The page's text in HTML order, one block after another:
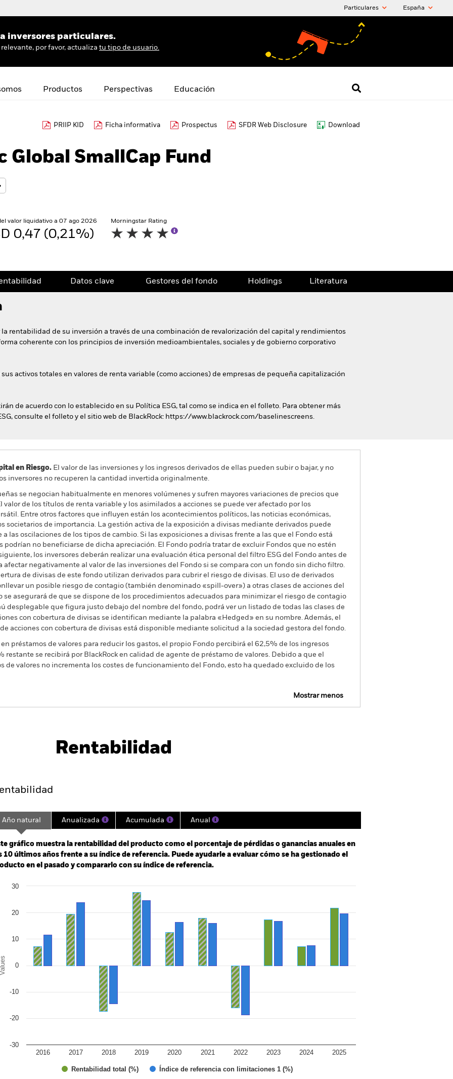
Particulares España
inversores particulares.
por favor, actualiza tu tipo de usuario.
Productos Perspectivas Educación
PRIIP KID Ficha informativa Prospectus SFDR Web Disclosure Download
Global SmallCap Fund
valor liquidativo a 07 ago 2026
0,47 (0,21%)
Morningstar Rating
Datos clave Gestores del fondo Holdings Literatura
rentabilidad de su inversión a través de una combinación de revalorización del capital y rendimientos
coherente con los principios de inversión medioambientales, sociales y de gobierno corporativo
activos totales en valores de renta variable (como acciones) de empresas de pequeña capitalización
de acuerdo con lo establecido en su Política ESG, tal como se indica en el folleto. Para obtener más
consulte el folleto y el sitio web de BlackRock: https://www.blackrock.com/baselinescreens.
en Riesgo. El valor de las inversiones y los ingresos derivados de ellas pueden subir o bajar, y no
inversores no recuperen la cantidad invertida originalmente.
se negocian habitualmente en menores volúmenes y sufren mayores variaciones de precios que
valor de los títulos de renta variable y los asimilados a acciones se puede ver afectado por los
Entre otros factores que influyen están los acontecimientos políticos, las noticias económicas,
societarios de importancia. La gestión activa de la exposición a divisas mediante derivados puede
las oscilaciones de los tipos de cambio. Si las exposiciones a divisas frente a las que el Fondo está
podrían no beneficiarse de dicha apreciación. El Fondo podría tratar de excluir Fondos que no estén
los inversores deberán realizar una evaluación ética personal del filtro ESG del Fondo antes de
afectar negativamente al valor de las inversiones del Fondo si se compara con un fondo sin dicho filtro.
de divisas de este fondo utilizan derivados para cubrir el riesgo de divisas. El uso de derivados
un posible riesgo de contagio (también denominado «spill-over») a otras clases de acciones del
se asegurará de que se dispone de los procedimientos adecuados para minimizar el riesgo de contagio
desplegable que figura justo debajo del nombre del fondo, podrá ver un listado de todas las clases de
con cobertura de divisas se identifican mediante la palabra «Hedged» en su nombre. Además, el
acciones con cobertura de divisas está disponible mediante solicitud a la sociedad gestora del fondo.
préstamos de valores para reducir los gastos, el propio Fondo percibirá el 62,5% de los ingresos
restante se recibirá por BlackRock en calidad de agente de préstamo de valores. Debido a que el
de valores no incrementa los costes de funcionamiento del Fondo, esto ha quedado excluido de los
Mostrar menos
Rentabilidad
1994-07-01 00:00:00 to 2026-07-31 00:00:00.
-2000 to 4000.
Año natural Anualizada Acumulada Anual
gráfico muestra la rentabilidad del producto como el porcentaje de pérdidas o ganancias anuales en
10 últimos años frente a su índice de referencia. Puede ayudarle a evaluar cómo se ha gestionado el
en el pasado y compararlo con su índice de referencia.
chart with 2 data series.
chart has 1 X axis displaying categories.
chart has 1 Y axis displaying Values. Range: -30 to 30.
Values
Rentabilidad total (%) Índice de referencia con limitaciones 1 (%)
2016 2017 2018 2019 2020 2021 2022 2023 2024 2025
-30
-20
-10
0
10
20
30